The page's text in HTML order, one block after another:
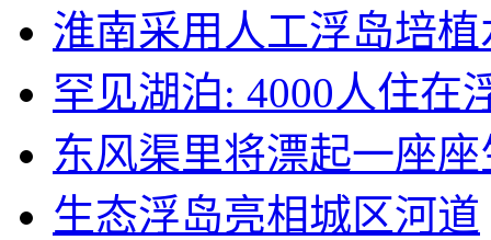
淮南采用人工浮岛培
罕见湖泊: 4000人住在
东风渠里将漂起一座
生态浮岛亮相城区河道